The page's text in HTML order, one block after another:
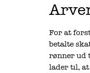
For at
betalte
rønner ud
lader til, at